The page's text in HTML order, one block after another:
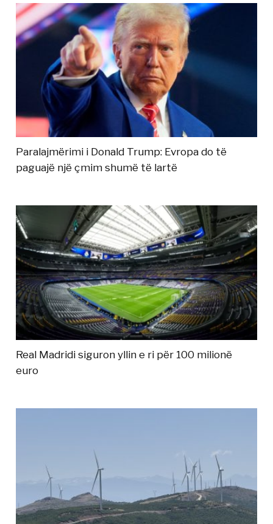
Paralajmërimi i Donald Trump: Evropa do të
paguajë një çmim shumë të lartë
Real Madridi siguron yllin e ri për 100 milionë
euro